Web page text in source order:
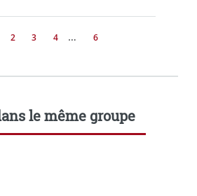
2 3 4 … 6
le même groupe